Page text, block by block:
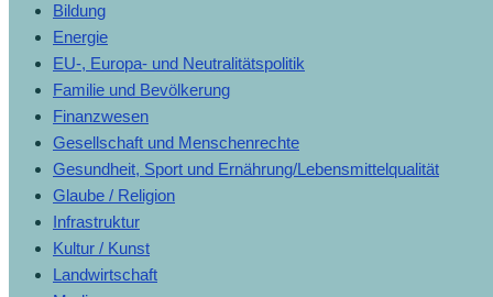
Bildung
Energie
EU-, Europa- und Neutralitätspolitik
Familie und Bevölkerung
Finanzwesen
Gesellschaft und Menschenrechte
Gesundheit, Sport und Ernährung/Lebensmittelqualität
Glaube / Religion
Infrastruktur
Kultur / Kunst
Landwirtschaft